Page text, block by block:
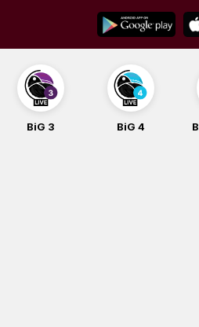
content
BiG 4 BiG Balade